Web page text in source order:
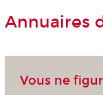
Annuaires
Vous ne